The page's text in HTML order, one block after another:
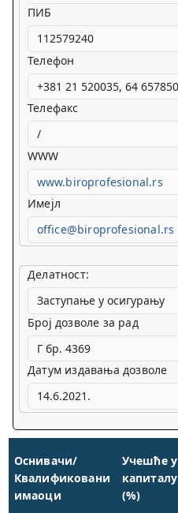
ПИБ
Телефон
Телефакс
WWW
www.biroprofesional.rs
Имејл
office@biroprofesional.rs
Делатност:
Број дозволе за рад
Датум издавања дозволе
Оснивачи/
Квалификовани
имаоци
Учешће у
капиталу
(%)